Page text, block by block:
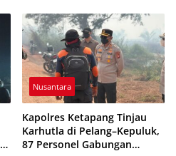
Beredar
Nusantara
Kapolres Ketapang Tinjau
Karhutla di Pelang–Kepuluk,
87 Personel Gabungan